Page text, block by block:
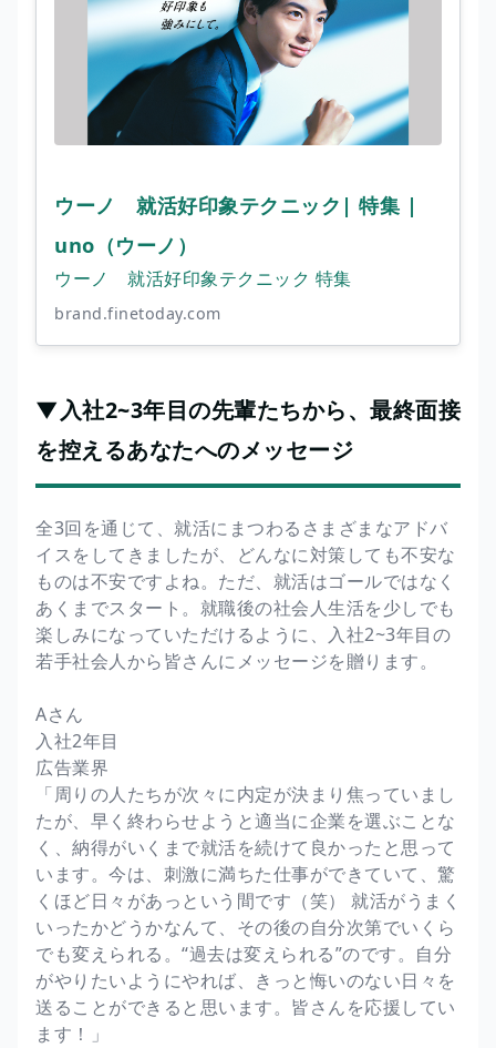
ウーノ 就活好印象テクニック| 特集 |
uno（ウーノ）
ウーノ 就活好印象テクニック 特集
brand.finetoday.com
▼入社2~3年目の先輩たちから、最終面接
を控えるあなたへのメッセージ
全3回を通じて、就活にまつわるさまざまなアドバ
イスをしてきましたが、どんなに対策しても不安な
ものは不安ですよね。ただ、就活はゴールではなく
あくまでスタート。就職後の社会人生活を少しでも
楽しみになっていただけるように、入社2~3年目の
若手社会人から皆さんにメッセージを贈ります。
Aさん
入社2年目
広告業界
「周りの人たちが次々に内定が決まり焦っていまし
たが、早く終わらせようと適当に企業を選ぶことな
く、納得がいくまで就活を続けて良かったと思って
います。今は、刺激に満ちた仕事ができていて、驚
くほど日々があっという間です（笑） 就活がうまく
いったかどうかなんて、その後の自分次第でいくら
でも変えられる。“過去は変えられる”のです。自分
がやりたいようにやれば、きっと悔いのない日々を
送ることができると思います。皆さんを応援してい
ます！」